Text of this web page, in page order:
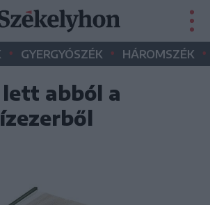
• GYERGYÓSZÉK • HÁROMSZÉK •
abból a